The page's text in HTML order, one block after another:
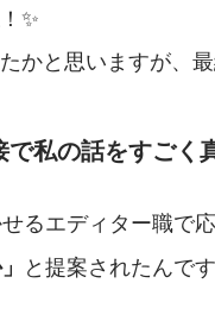
✨
かと思いますが、
私の話をすごく
るエディター職で
と提案されたんです